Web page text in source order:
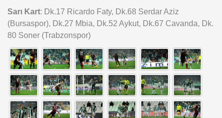
Sarı Kart: Dk.17 Ricardo Faty, Dk.68 Serdar Aziz
(Bursaspor), Dk.27 Mbia, Dk.52 Aykut, Dk.67 Cavanda, Dk.
80 Soner (Trabzonspor)